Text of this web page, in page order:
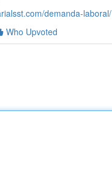
demanda-laboral/
Who Upvoted